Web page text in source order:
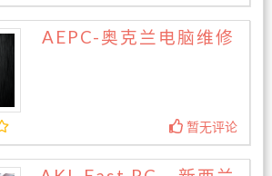
AEPC-奥克兰电脑维修
暂无评论